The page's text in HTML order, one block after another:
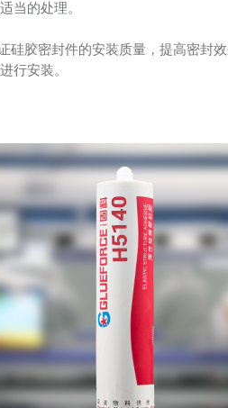
当的处理。
硅胶密封件的安装质量，提高密封
行安装。